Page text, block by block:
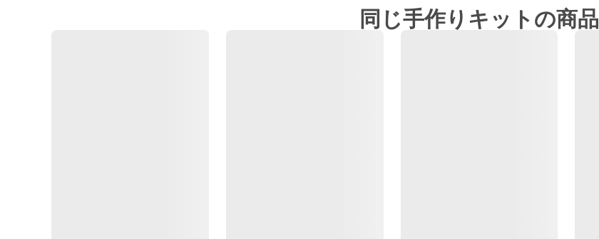
同じ手作りキットの商品